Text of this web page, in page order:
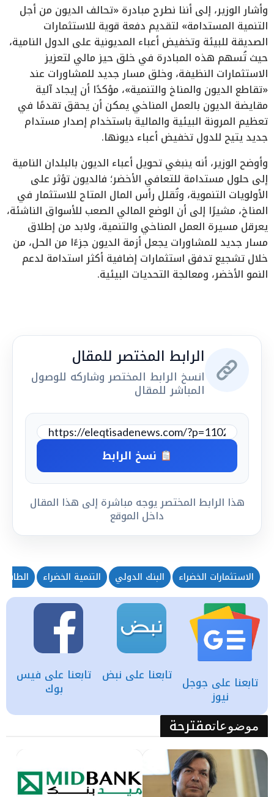
وأشار الوزير، إلى أننا نطرح مبادرة «تحالف الديون من أجل
التنمية المستدامة» لتقديم دفعة قوية للاستثمارات
الصديقة للبيئة وتخفيض أعباء المديونية على الدول النامية،
حيث تُسهم هذه المبادرة في خلق حيز مالي لتعزيز
الاستثمارات النظيفة، وخلق مسار جديد للمشاورات عند
«تقاطع الديون والمناخ والتنمية»، مؤكدًا أن إيجاد آلية
مقايضة الديون بالعمل المناخي يمكن أن يحقق تقدمًا في
تعظيم المرونة البيئية والمالية باستخدام إصدار مستدام
جديد يتيح للدول تخفيض أعباء ديونها.
وأوضح الوزير، أنه ينبغي تحويل أعباء الديون بالبلدان النامية
إلى حلول مستدامة للتعافي الأخضر؛ فالديون تؤثر على
الأولويات التنموية، وتُقلل رأس المال المتاح للاستثمار في
المناخ، مشيرًا إلى أن الوضع المالي الصعب للأسواق الناشئة،
يعرقل مسيرة العمل المناخي والتنمية، ولابد من إطلاق
مسار جديد للمشاورات يجعل أزمة الديون جزءًا من الحل، من
خلال تشجيع تدفق استثمارات إضافية أكثر استدامة لدعم
النمو الأخضر، ومعالجة التحديات البيئية.
الرابط المختصر للمقال
انسخ الرابط المختصر وشاركه للوصول
المباشر للمقال
نسخ الرابط
هذا الرابط المختصر يوجه مباشرة إلى هذا المقال
داخل الموقع
الاستثمارات الخضراء البنك الدولي التنمية الخضراء
تابعنا على فيس
بوك
تابعنا على نبض تابعنا على جوجل
نيوز
موضوعاتمقترحة